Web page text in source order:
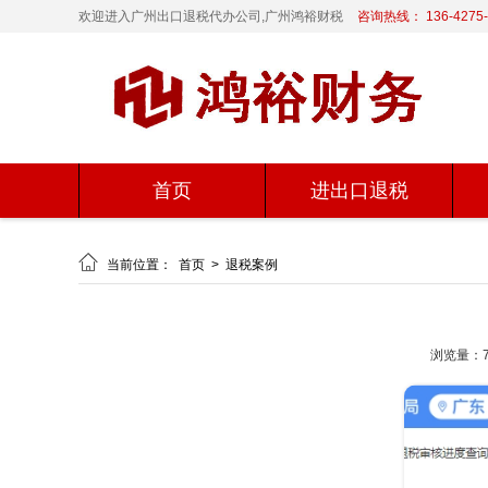
欢迎进入广州出口退税代办公司,广州鸿裕财税 咨询热线： 136-
首页 进出口退税
 当前位置： 首页 > 退税案例
浏览量：